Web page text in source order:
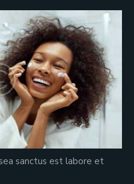
sanctus est labore et